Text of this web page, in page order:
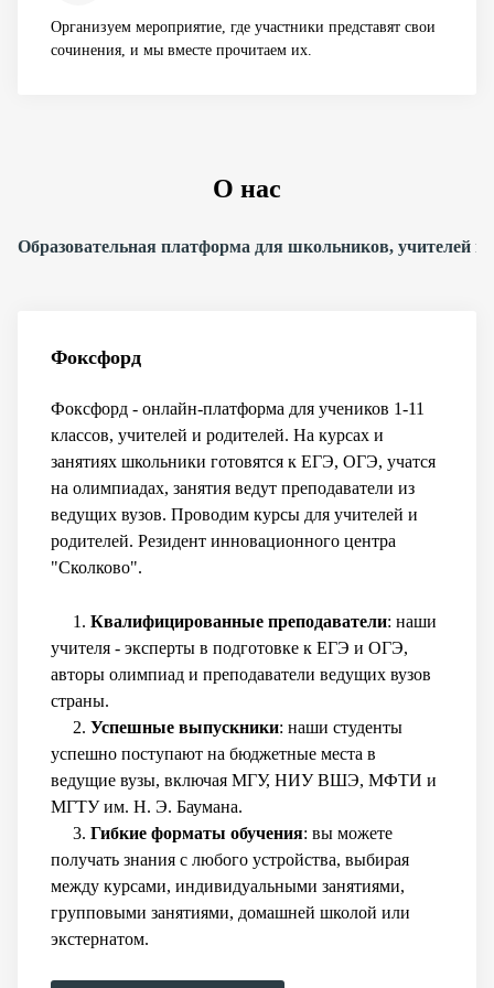
Организуем мероприятие, где участники представят свои
сочинения, и мы вместе прочитаем их.
О нас
Образовательная платформа для школьников, учителей и
Фоксфорд
Фоксфорд - онлайн-платформа для учеников 1-11
классов, учителей и родителей. На курсах и
занятиях школьники готовятся к ЕГЭ, ОГЭ, учатся
на олимпиадах, занятия ведут преподаватели из
ведущих вузов. Проводим курсы для учителей и
родителей. Резидент инновационного центра
"Сколково".
1. Квалифицированные преподаватели: наши
учителя - эксперты в подготовке к ЕГЭ и ОГЭ,
авторы олимпиад и преподаватели ведущих вузов
страны.
2. Успешные выпускники: наши студенты
успешно поступают на бюджетные места в
ведущие вузы, включая МГУ, НИУ ВШЭ, МФТИ и
МГТУ им. Н. Э. Баумана.
3. Гибкие форматы обучения: вы можете
получать знания с любого устройства, выбирая
между курсами, индивидуальными занятиями,
групповыми занятиями, домашней школой или
экстернатом.